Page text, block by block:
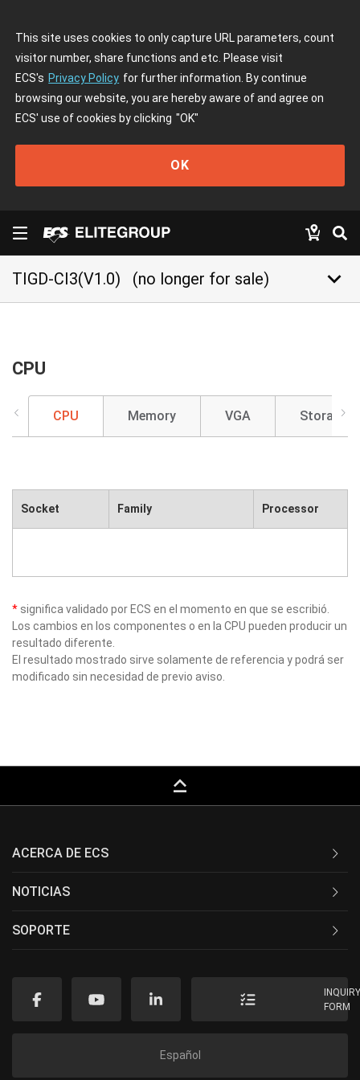
This site uses cookies to only capture URL parameters, count
visitor number, share functions and etc. Please visit
ECS's Privacy Policy for further information. By continue
browsing our website, you are hereby aware of and agree on
ECS' use of cookies by clicking "OK"
OK
TIGD-CI3(V1.0) (no longer for sale) keyboard_arrow_down
CPU
CPU Memory VGA Storage
Socket Family Processor
* significa validado por ECS en el momento en que se escribió.
Los cambios en los componentes o en la CPU pueden producir un
resultado diferente.
El resultado mostrado sirve solamente de referencia y podrá ser
modificado sin necesidad de previo aviso.
keyboard_capslock
ACERCA DE ECS
NOTICIAS
SOPORTE
FORM
Español